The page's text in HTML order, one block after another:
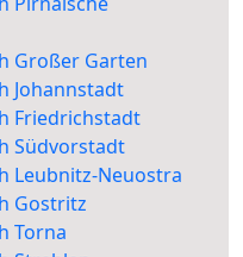
Großer Garten
Johannstadt
Friedrichstadt
Südvorstadt
Leubnitz-Neuostra
Gostritz
Torna